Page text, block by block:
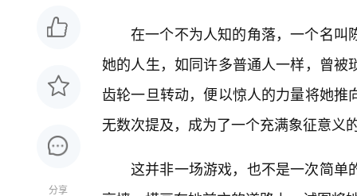
分享
在一个不为人知的角落，一个名叫
她的人生，如同许多普通人一样，曾
齿轮一旦转动，便以惊人的力量将她
无数次提及，成为了一个充满象征意义
这并非一场游戏，也不是一次简单